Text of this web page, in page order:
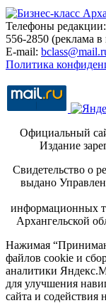
Телефоны
556-2850 (реклама в
E-mail:
Политика
Официальный
Издание
Свидетельство о
выдано
информационных
Архангельской
Нажимая
файлов cookie и
аналитики
для улучшения
сайта и